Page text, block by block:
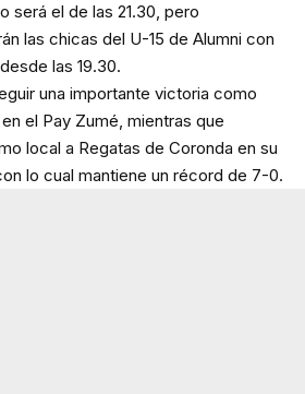
será el de las 21.30, pero
las chicas del U-15 de Alumni con
las 19.30.
una importante victoria como
el Pay Zumé, mientras que
local a Regatas de Coronda en su
lo cual mantiene un récord de 7-0.